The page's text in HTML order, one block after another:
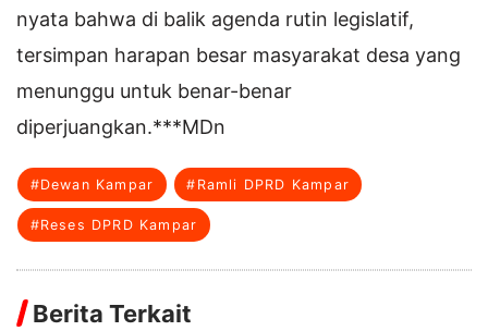
nyata bahwa di balik agenda rutin legislatif,
tersimpan harapan besar masyarakat desa yang
menunggu untuk benar-benar
diperjuangkan.***MDn
#Dewan Kampar #Ramli DPRD Kampar
#Reses DPRD Kampar
Berita Terkait